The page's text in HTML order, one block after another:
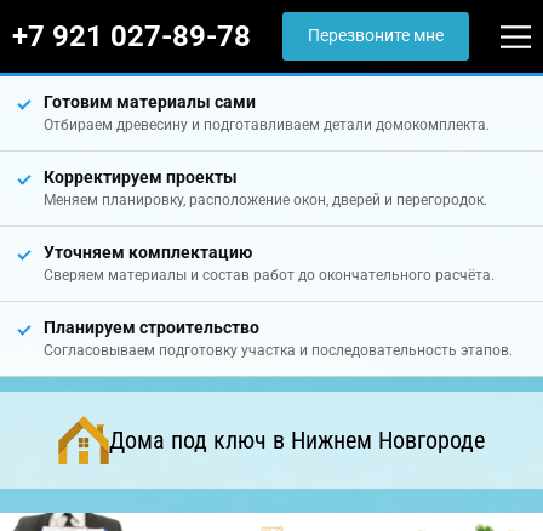
+7 921 027-89-78 Перезвоните мне
Готовим материалы сами
Отбираем древесину и подготавливаем детали домокомплекта.
Корректируем проекты
Меняем планировку, расположение окон, дверей и перегородок.
Уточняем комплектацию
Сверяем материалы и состав работ до окончательного расчёта.
Планируем строительство
Согласовываем подготовку участка и последовательность этапов.
Дома под ключ в Нижнем Новгороде